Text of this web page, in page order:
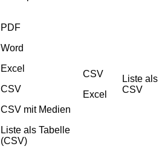
PDF
Word
Excel
CSV
CSV mit Medien
Liste als Tabelle
(CSV)
CSV
Excel
Liste als
CSV